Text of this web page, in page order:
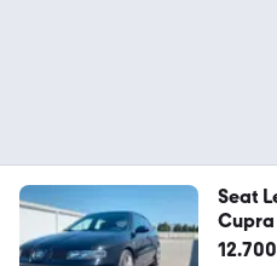
Seat
Cupra